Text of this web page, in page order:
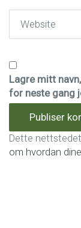
Lagre mitt
for neste gang
Dette
om hvordan